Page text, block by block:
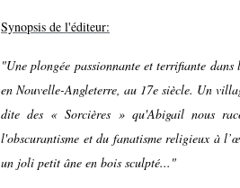
Synopsis de l'éditeur:
"Une plongée passionnante et terrifiante
en Nouvelle-Angleterre, au 17e siècle. Un
dite des « Sorcières » qu'Abigail nous
l'obscurantisme et du fanatisme religieux à
un joli petit âne en bois sculpté..."